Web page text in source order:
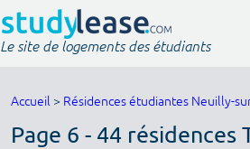
Le site de logements des étudiants
Accueil > Résidences étudiantes Neuilly-
Page 6 - 44